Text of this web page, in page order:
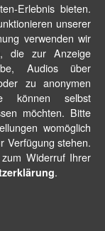
Erlebnis bieten.
unserer
verwenden wir
die zur Anzeige
Audios über
zu anonymen
können selbst
möchten. Bitte
womöglich
Verfügung stehen.
Widerruf Ihrer
.